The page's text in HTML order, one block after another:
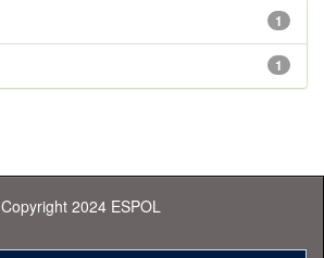
1
1
Copyright 2024 ESPOL